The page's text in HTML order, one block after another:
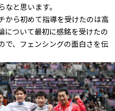
と思います。
から初めて指導を受けたのは高
について最初に感銘を受けたの
で、フェンシングの面白さを伝